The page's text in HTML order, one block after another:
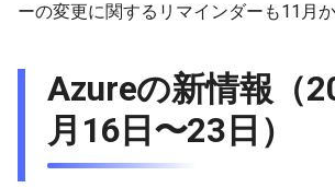
ーの変更に関するリマインダーも11月か
Azureの新情報（
月16日〜23日）